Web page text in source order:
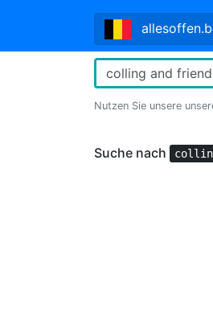
Nutzen Sie unsere
Suche nach